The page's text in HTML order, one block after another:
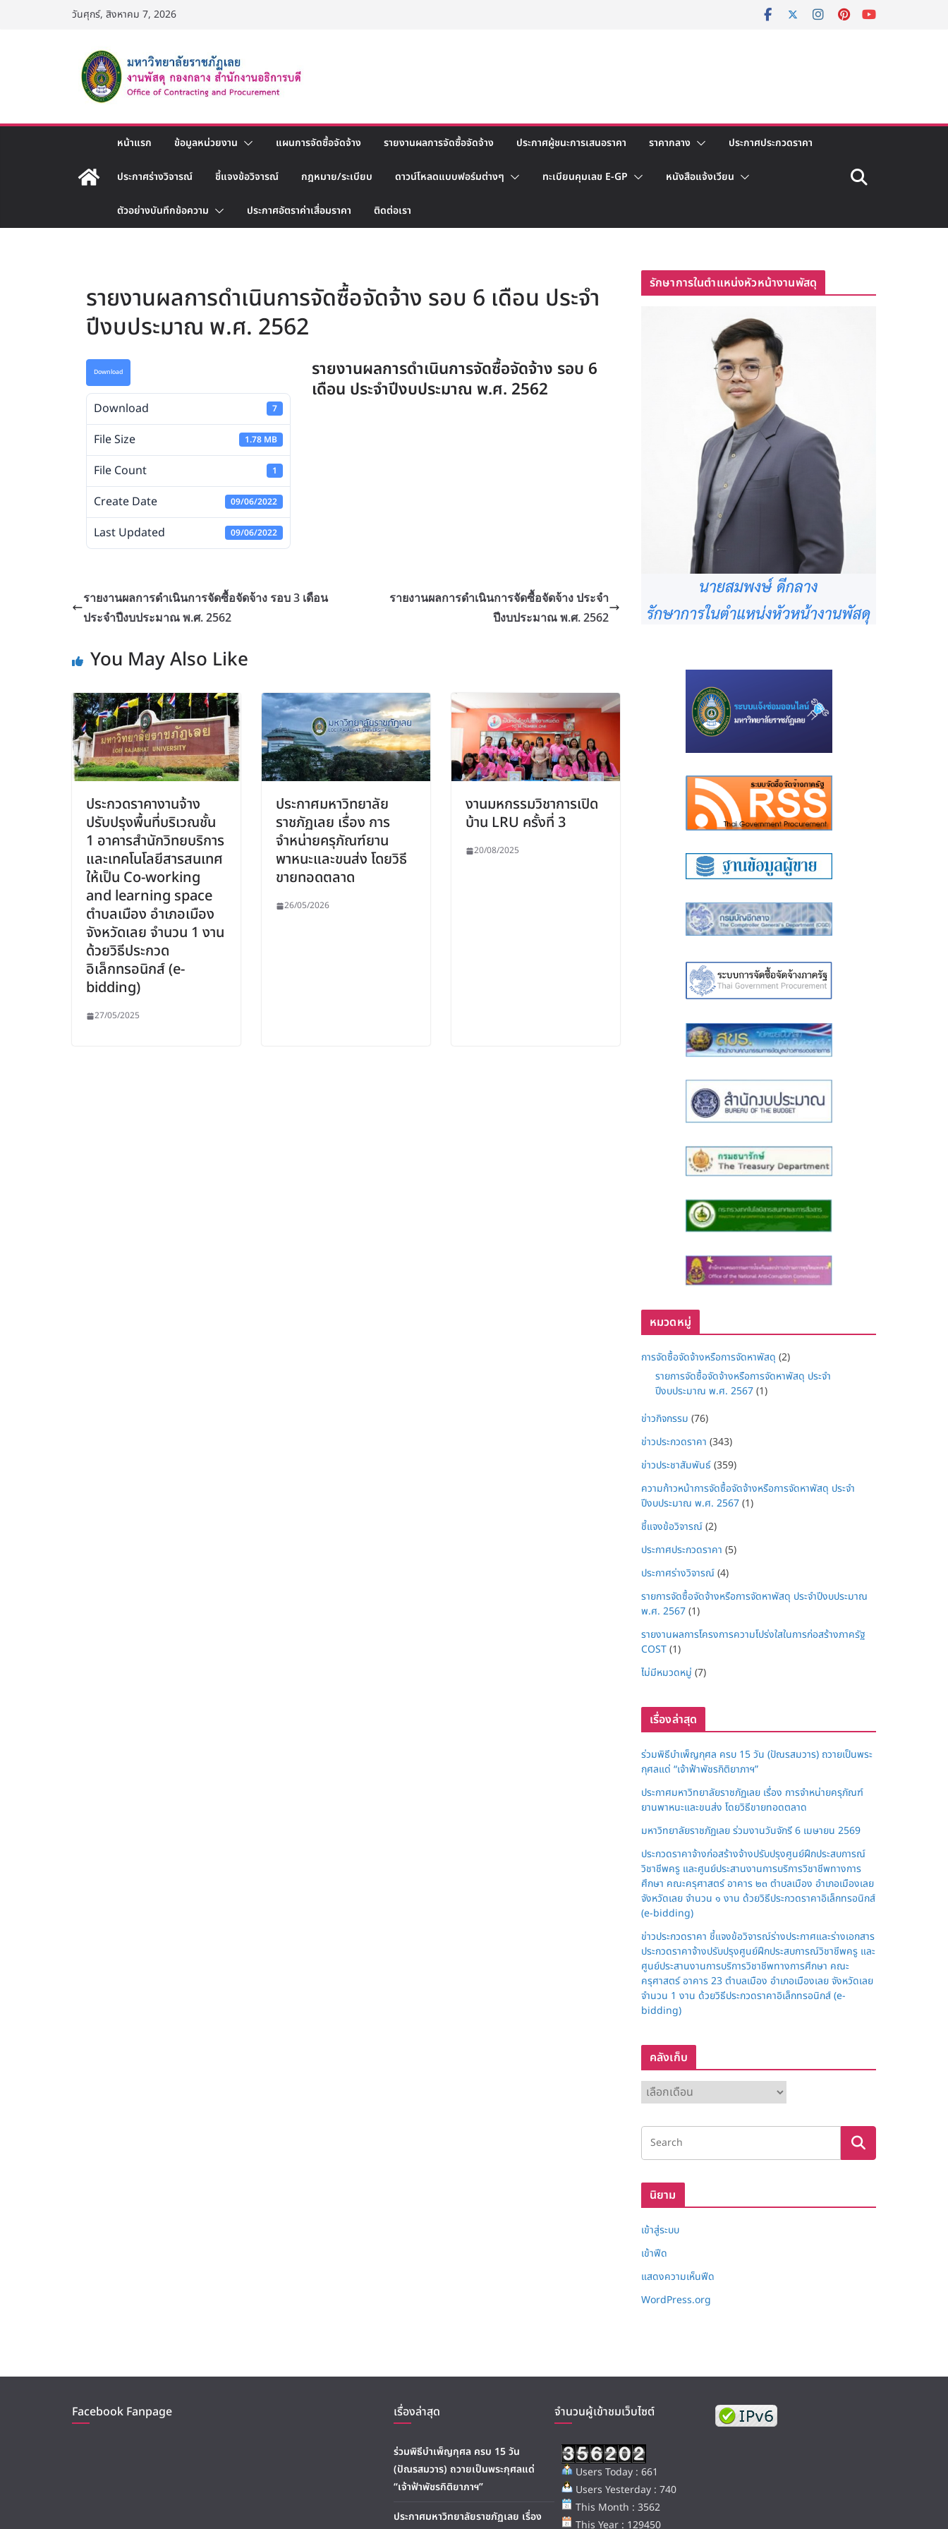
วันศุกร์, สิงหาคม 7, 2026
หน้าแรก ข้อมูลหน่วยงาน แผนการจัดซื้อจัดจ้าง รายงานผลการจัดซื้อจัดจ้าง ประกาศผู้ชนะการเสนอราคา ราคากลาง ประกาศประกวดราคา
ประกาศร่างวิจารณ์ ชี้แจงข้อวิจารณ์ กฎหมาย/ระเบียบ ดาวน์โหลดแบบฟอร์มต่างๆ ทะเบียนคุมเลข E-GP หนังสือแจ้งเวียน
ตัวอย่างบันทึกข้อความ ประกาศอัตราค่าเสื่อมราคา ติดต่อเรา
รายงานผลการดำเนินการจัดซื้อจัดจ้าง รอบ 6 เดือน ประจำ
ปีงบประมาณ พ.ศ. 2562
Download
Download 7
File Size 1.78 MB
File Count 1
Create Date 09/06/2022
Last Updated 09/06/2022
รายงานผลการดำเนินการจัดซื้อจัดจ้าง รอบ 6
เดือน ประจำปีงบประมาณ พ.ศ. 2562
รายงานผลการดำเนินการจัดซื้อจัดจ้าง รอบ 3 เดือน
ประจำปีงบประมาณ พ.ศ. 2562
รายงานผลการดำเนินการจัดซื้อจัดจ้าง ประจำ
ปีงบประมาณ พ.ศ. 2562
You May Also Like
ประกวดราคางานจ้าง
ปรับปรุงพื้นที่บริเวณชั้น
1 อาคารสำนักวิทยบริการ
และเทคโนโลยีสารสนเทศ
ให้เป็น Co-working
and learning space
ตำบลเมือง อำเภอเมือง
จังหวัดเลย จำนวน 1 งาน
ด้วยวิธีประกวด
อิเล็กทรอนิกส์ (e-
bidding)
27/05/2025
ประกาศมหาวิทยาลัย
ราชภัฏเลย เรื่อง การ
จำหน่ายครุภัณฑ์ยาน
พาหนะและขนส่ง โดยวิธี
ขายทอดตลาด
26/05/2026
งานมหกรรมวิชาการเปิด
บ้าน LRU ครั้งที่ 3
20/08/2025
รักษาการในตำแหน่งหัวหน้างานพัสดุ
หมวดหมู่
การจัดซื้อจัดจ้างหรือการจัดหาพัสดุ (2)
รายการจัดซื้อจัดจ้างหรือการจัดหาพัสดุ ประจำ
ปีงบประมาณ พ.ศ. 2567(1)
ข่าวกิจกรรม (76)
ข่าวประกวดราคา (343)
ข่าวประชาสัมพันธ์(359)
ความก้าวหน้าการจัดซื้อจัดจ้างหรือการจัดหาพัสดุ ประจำ
ปีงบประมาณ พ.ศ. 2567(1)
ชี้แจงข้อวิจารณ์(2)
ประกาศประกวดราคา (5)
ประกาศร่างวิจารณ์(4)
รายการจัดซื้อจัดจ้างหรือการจัดหาพัสดุ ประจำปีงบประมาณ
พ.ศ. 2567(1)
รายงานผลการโครงการความโปร่งใสในการก่อสร้างภาครัฐ
COST(1)
ไม่มีหมวดหมู่ (7)
เรื่องล่าสุด
ร่วมพิธีบำเพ็ญกุศล ครบ 15 วัน (ปัณรสมวาร) ถวายเป็นพระ
กุศลแด่ “เจ้าฟ้าพัชรกิติยาภาฯ”
ประกาศมหาวิทยาลัยราชภัฏเลย เรื่อง การจำหน่ายครุภัณฑ์
ยานพาหนะและขนส่ง โดยวิธีขายทอดตลาด
มหาวิทยาลัยราชภัฏเลย ร่วมงานวันจักรี 6 เมษายน 2569
ประกวดราคาจ้างก่อสร้างจ้างปรับปรุงศูนย์ฝึกประสบการณ์
วิชาชีพครู และศูนย์ประสานงานการบริการวิชาชีพทางการ
ศึกษา คณะครุศาสตร์ อาคาร ๒๓ ตำบลเมือง อำเภอเมืองเลย
จังหวัดเลย จำนวน ๑ งาน ด้วยวิธีประกวดราคาอิเล็กทรอนิกส์
(e-bidding)
ข่าวประกวดราคา ชี้แจงข้อวิจารณ์ร่างประกาศและร่างเอกสาร
ประกวดราคาจ้างปรับปรุงศูนย์ฝึกประสบการณ์วิชาชีพครู และ
ศูนย์ประสานงานการบริการวิชาชีพทางการศึกษา คณะ
ครุศาสตร์ อาคาร 23 ตำบลเมือง อำเภอเมืองเลย จังหวัดเลย
จำนวน 1 งาน ด้วยวิธีประกวดราคาอิเล็กทรอนิกส์ (e-
bidding)
คลังเก็บ
ลั
ง
ก็
นิยาม
เข้าสู่ระบบ
เข้าฟีด
แสดงความเห็นฟีด
WordPress.org
Facebook Fanpage เรื่องล่าสุด
ร่วมพิธีบำเพ็ญกุศล ครบ 15 วัน
(ปัณรสมวาร) ถวายเป็นพระกุศลแด่
“เจ้าฟ้าพัชรกิติยาภาฯ”
ประกาศมหาวิทยาลัยราชภัฏเลย เรื่อง
จำนวนผู้เข้าชมเว็บไซต์
Users Today : 661
Users Yesterday : 740
This Month : 3562
This Year : 129450